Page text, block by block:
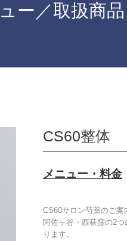
ー／取扱商品
CS60整体
メニュー・料金
CS60サロン芍薬のご案
阿佐ヶ谷・西荻窪の2
ります。